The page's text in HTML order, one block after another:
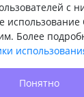
романтичных
для теплой
Тусса -
с
использование
Более
Понятно